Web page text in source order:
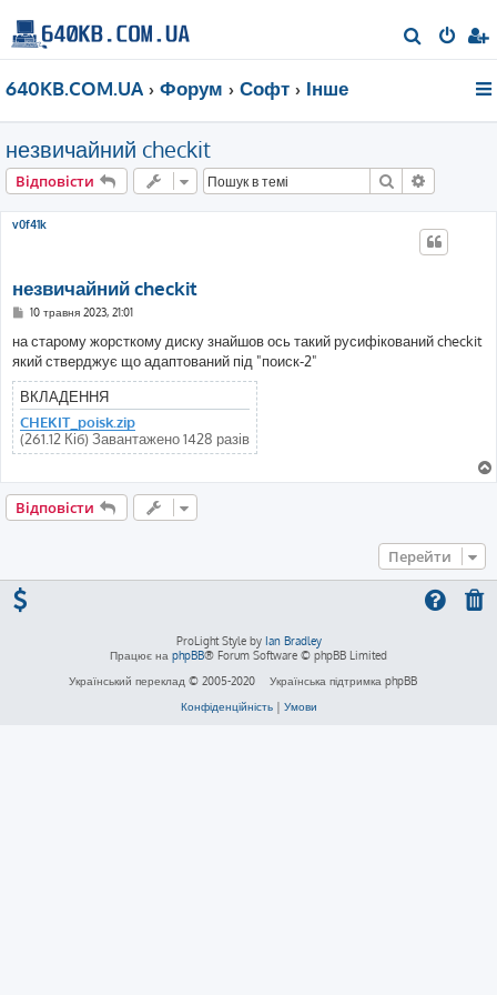
о
640KB.COM.UA Форум Софт Інше
незвичайний checkit
Відповісти Пошук
v0f41k
незвичайний checkit
П
в
і
д
м
л
е
н
н
я
10 травня 2023, 21:01
на старому жорсткому диску знайшов ось такий русифікований checkit
який стверджує що адаптований під "поиск-2"
ВКЛАДЕННЯ
CHEKIT_poisk.zip
(261.12 Кіб) Завантажено 1428 разів
Відповісти
Перейти
ProLight Style by Ian Bradley
Працює на phpBB® Forum Software © phpBB Limited
Український переклад © 2005-2020
Українська підтримка phpBB
Конфіденційність| Умови